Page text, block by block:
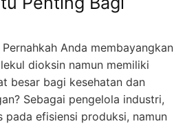
Anda membayangkan
dioksin namun memiliki
besar bagi kesehatan dan
Sebagai pengelola industri,
pada efisiensi produksi, namun